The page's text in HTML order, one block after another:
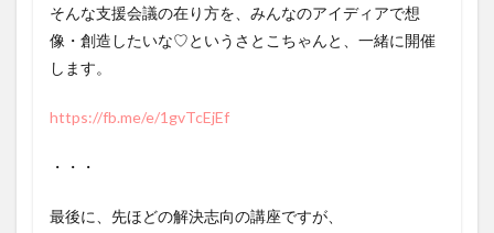
そんな支援会議の在り方を、みんなのアイディアで想
像・創造したいな♡というさとこちゃんと、一緒に開催
します。
https://fb.me/e/1gvTcEjEf
・・・
最後に、先ほどの解決志向の講座ですが、